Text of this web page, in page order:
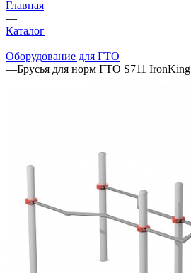
Главная
—
Каталог
—
Оборудование для ГТО
—Брусья для норм ГТО S711 IronKing